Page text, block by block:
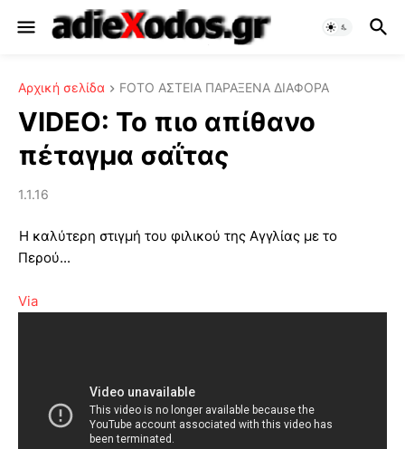
Αρχική σελίδα FOTO ΑΣΤΕΙΑ ΠΑΡΑΞΕΝΑ ΔΙΑΦΟΡΑ
VIDEO: Το πιο απίθανο
πέταγμα σαΐτας
1.1.16
Η καλύτερη στιγμή του φιλικού της Αγγλίας με το
Περού...
Via